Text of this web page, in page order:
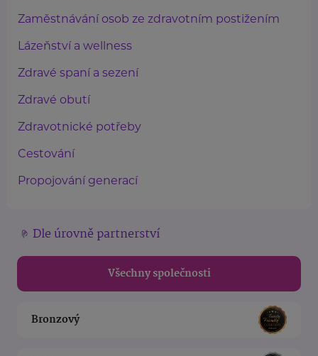
Zaměstnávání osob ze zdravotním postižením
Lázeňství a wellness
Zdravé spaní a sezení
Zdravé obutí
Zdravotnické potřeby
Cestování
Propojování generací
Dle úrovně partnerství
Všechny společnosti
Bronzový